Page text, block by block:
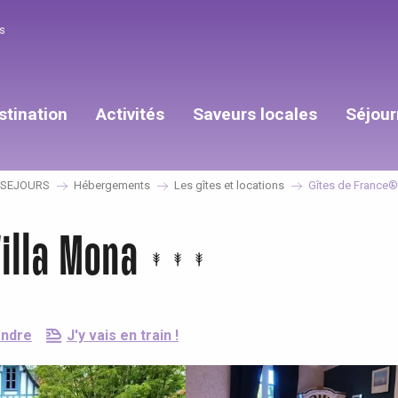
Activités Saveurs locales
SEJOURS Hébergements Les gîtes et locations Gîtes de
Mona
J'y vais en train !